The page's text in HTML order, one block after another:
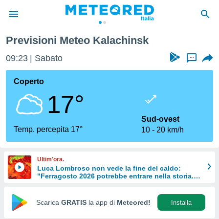
di
per
le
di
Web
Previsioni Meteo Kalachinsk
09:23 Sabato ...
Coperto
17°
Temp. percepita 17°
Sud-ovest
10
20 km/h
Ultim'ora.
Luca Lombroso non vede la fine del caldo:
"Ferragosto 2026 potrebbe entrare nella storia.
Scarica GRATIS la app di Meteored! Installa